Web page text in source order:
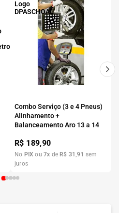
Combo Serviço (3 e 4 Pneus)
Alinhamento +
Balanceamento Aro 13 a 14
R$ 189,90
No PIX ou7x de R$ 31 ,91 sem
juros